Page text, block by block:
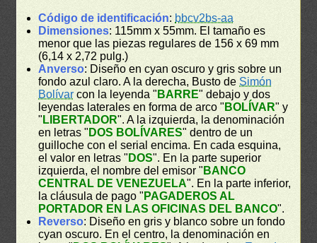
Código de identificación: bbcv2bs-aa
Dimensiones: 115mm x 55mm. El tamaño es
menor que las piezas regulares de 156 x 69 mm
(6,14 x 2,72 pulg.)
Anverso: Diseño en cyan oscuro y gris sobre un
fondo azul claro. A la derecha, Busto de Simón
Bolívarcon la leyenda " BARRE" debajo y dos
leyendas laterales en forma de arco " BOLÍVAR" y
" LIBERTADOR". A la izquierda, la denominación
en letras " DOS BOLÍVARES" dentro de un
guilloche con el serial encima. En cada esquina,
el valor en letras " DOS". En la parte superior
izquierda, el nombre del emisor " BANCO
CENTRAL DE VENEZUELA". En la parte inferior,
la cláusula de pago " PAGADEROS AL
PORTADOR EN LAS OFICINAS DEL BANCO".
Reverso: Diseño en gris y blanco sobre un fondo
cyan oscuro. En el centro, la denominación en